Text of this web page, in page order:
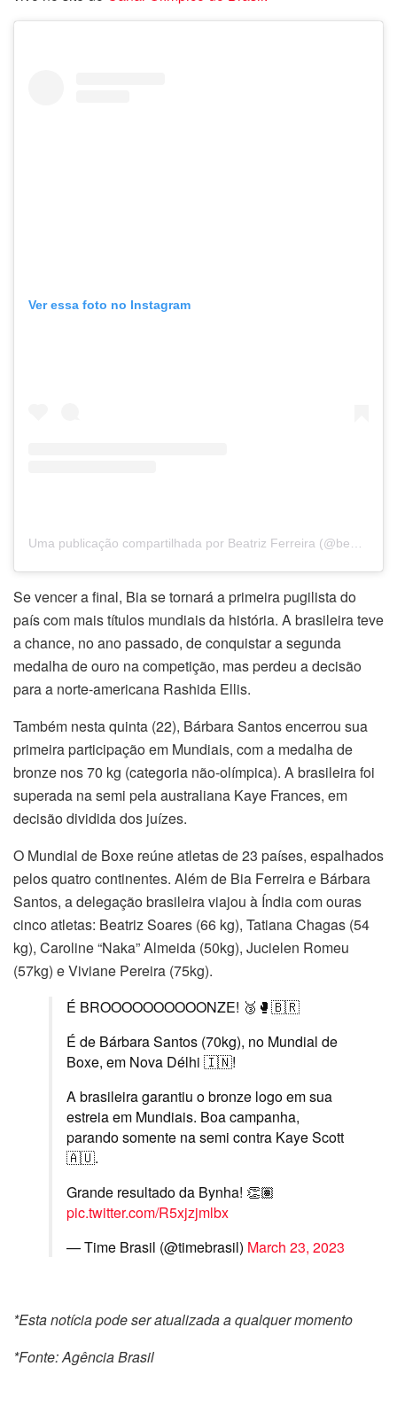
Ver essa foto no Instagram
Uma publicação compartilhada por Beatriz Ferreira (@beatrizferreira60kg)
Se vencer a final, Bia se tornará a primeira pugilista do
país com mais títulos mundiais da história. A brasileira teve
a chance, no ano passado, de conquistar a segunda
medalha de ouro na competição, mas perdeu a decisão
para a norte-americana Rashida Ellis.
Também nesta quinta (22), Bárbara Santos encerrou sua
primeira participação em Mundiais, com a medalha de
bronze nos 70 kg (categoria não-olímpica). A brasileira foi
superada na semi pela australiana Kaye Frances, em
decisão dividida dos juízes.
O Mundial de Boxe reúne atletas de 23 países, espalhados
pelos quatro continentes. Além de Bia Ferreira e Bárbara
Santos, a delegação brasileira viajou à Índia com ouras
cinco atletas: Beatriz Soares (66 kg), Tatiana Chagas (54
kg), Caroline “Naka” Almeida (50kg), Jucielen Romeu
(57kg) e Viviane Pereira (75kg).
É BROOOOOOOOOONZE! 🥉🥊🇧🇷
É de Bárbara Santos (70kg), no Mundial de
Boxe, em Nova Délhi 🇮🇳!
A brasileira garantiu o bronze logo em sua
estreia em Mundiais. Boa campanha,
parando somente na semi contra Kaye Scott
🇦🇺.
Grande resultado da Bynha! 👏🏽
pic.twitter.com/R5xjzjmlbx
— Time Brasil (@timebrasil) March 23, 2023
*Esta notícia pode ser atualizada a qualquer momento
*Fonte: Agência Brasil